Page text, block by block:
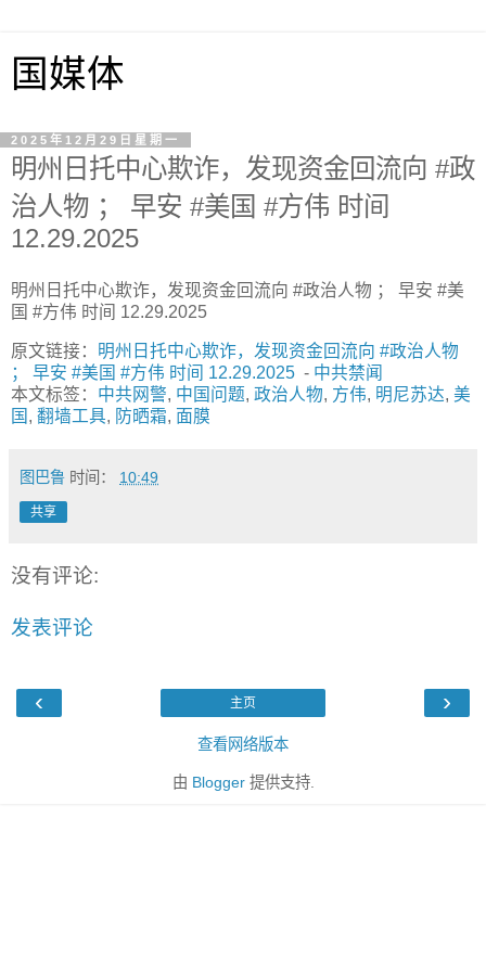
国媒体
2025年12月29日星期一
明州日托中心欺诈，发现资金回流向 #政
治人物 ； 早安 #美国 #方伟 时间
12.29.2025​⁠ ​⁠
明州日托中心欺诈，发现资金回流向 #政治人物 ； 早安 #美
国 #方伟 时间 12.29.2025​⁠ ​⁠
原文链接： 明州日托中心欺诈，发现资金回流向 #政治人物
； 早安 #美国 #方伟 时间 12.29.2025​⁠ ​⁠ - 中共禁闻
本文标签： 中共网警, 中国问题, 政治人物, 方伟, 明尼苏达, 美
国 , 翻墙工具, 防晒霜, 面膜
图巴鲁 时间： 10:49
共享
没有评论:
发表评论
‹ ›
主页
查看网络版本
由 Blogger提供支持.